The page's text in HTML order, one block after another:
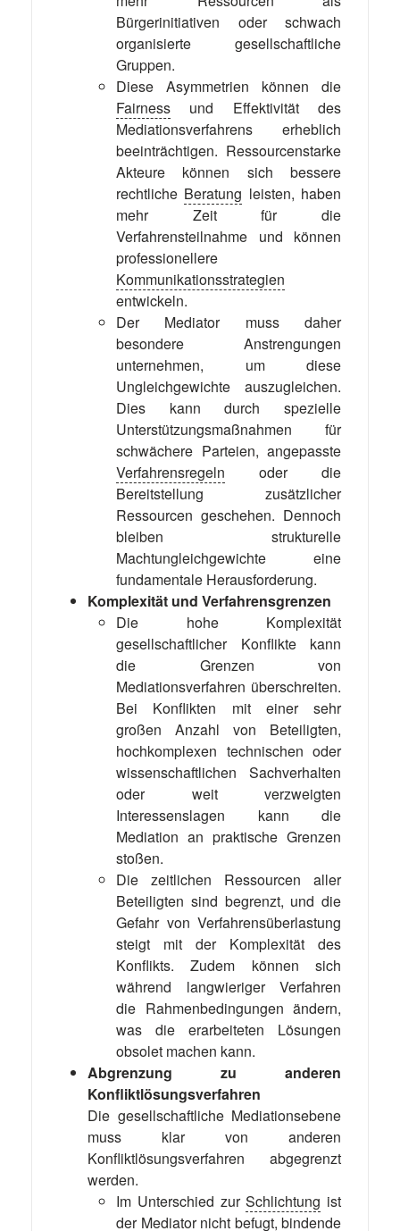
Bürgerinitiativen oder schwach
organisierte gesellschaftliche
Gruppen.
Diese Asymmetrien können die
Fairness und Effektivität des
Mediationsverfahrens erheblich
beeinträchtigen. Ressourcenstarke
Akteure können sich bessere
rechtliche Beratung leisten, haben
mehr Zeit für die
Verfahrensteilnahme und können
professionellere
Kommunikationsstrategien
entwickeln.
Der Mediator muss daher
besondere Anstrengungen
unternehmen, um diese
Ungleichgewichte auszugleichen.
Dies kann durch spezielle
Unterstützungsmaßnahmen für
schwächere Parteien, angepasste
Verfahrensregeln oder die
Bereitstellung zusätzlicher
Ressourcen geschehen. Dennoch
bleiben strukturelle
Machtungleichgewichte eine
fundamentale Herausforderung.
Komplexität und Verfahrensgrenzen
Die hohe Komplexität
gesellschaftlicher Konflikte kann
die Grenzen von
Mediationsverfahren überschreiten.
Bei Konflikten mit einer sehr
großen Anzahl von Beteiligten,
hochkomplexen technischen oder
wissenschaftlichen Sachverhalten
oder weit verzweigten
Interessenslagen kann die
Mediation an praktische Grenzen
stoßen.
Die zeitlichen Ressourcen aller
Beteiligten sind begrenzt, und die
Gefahr von Verfahrensüberlastung
steigt mit der Komplexität des
Konflikts. Zudem können sich
während langwieriger Verfahren
die Rahmenbedingungen ändern,
was die erarbeiteten Lösungen
obsolet machen kann.
Abgrenzung zu anderen
Konfliktlösungsverfahren
Die gesellschaftliche Mediationsebene
muss klar von anderen
Konfliktlösungsverfahren abgegrenzt
werden.
Im Unterschied zurSchlichtung ist
der Mediator nicht befugt, bindende